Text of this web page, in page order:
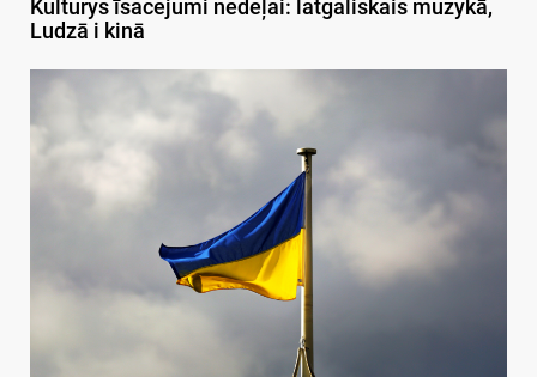
Kulturys īsacejumi nedeļai: latgaliskais muzykā,
Ludzā i kinā